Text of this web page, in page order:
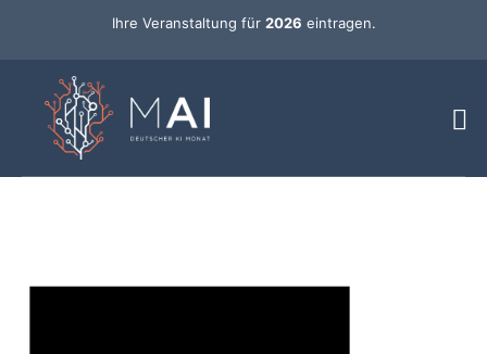
Ihre Veranstaltung für 2026 eintragen.